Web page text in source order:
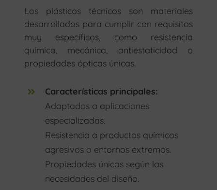
Los plásticos técnicos son materiales
desarrollados para cumplir con requisitos
muy específicos, como resistencia
química, mecánica, antiestaticidad o
propiedades ópticas únicas.
Características principales:
Adaptados a aplicaciones
especializadas.
Resistencia a productos químicos
agresivos o entornos extremos.
Propiedades únicas según las
necesidades del diseño.